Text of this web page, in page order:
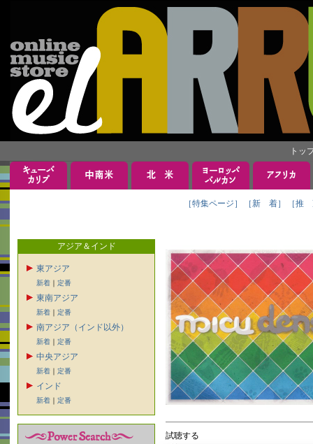
トッ
［特集ページ］ ［新 着］ ［推
アジア＆インド
東アジア
新着 ｜ 定番
東南アジア
新着 ｜ 定番
南アジア（インド以外）
新着 ｜ 定番
中央アジア
新着 ｜ 定番
インド
新着 ｜ 定番
試聴する